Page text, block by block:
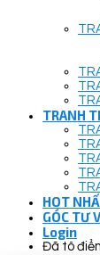
TRANH
HOT
GÓC TƯ
Login
Đã tô